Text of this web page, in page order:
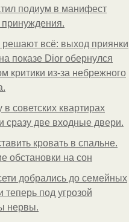
подиум в манифест
принуждения.
решают всё: выход приянки
показе Dior обернулся
критики из-за небрежного
в советских квартирах
сразу две входные двери.
кровать в спальне.
обстановки на сон
добрались до семейных
теперь под угрозой
нервы.